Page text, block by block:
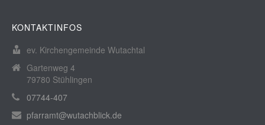
KONTAKTINFOS
ev. Kirchengemeinde Wutachtal
Gartenweg 4
79780 Stühlingen
07744-407
pfarramt@wutachblick.de